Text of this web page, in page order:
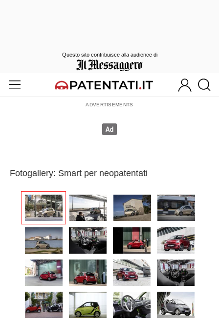
Fotogallery: Smart per neopatentati
Questo sito contribuisce alla audience di